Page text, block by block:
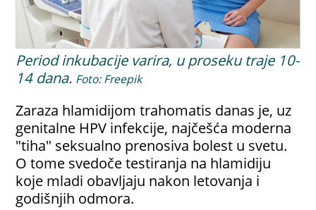
Period inkubacije varira, u proseku traje 10-
14 dana. Foto: Freepik
Zaraza hlamidijom trahomatis danas je, uz
genitalne HPV infekcije, najčešća moderna
"tiha" seksualno prenosiva bolest u svetu.
O tome svedoče testiranja na hlamidiju
koje mladi obavljaju nakon letovanja i
godišnjih odmora.